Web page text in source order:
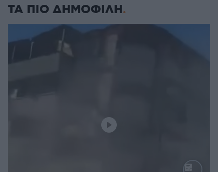
ΤΑ ΠΙΟ ΔΗΜΟΦΙΛΗ